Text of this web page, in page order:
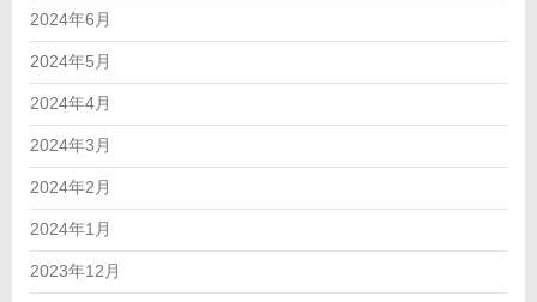
2024年6月
2024年5月
2024年4月
2024年3月
2024年2月
2024年1月
2023年12月